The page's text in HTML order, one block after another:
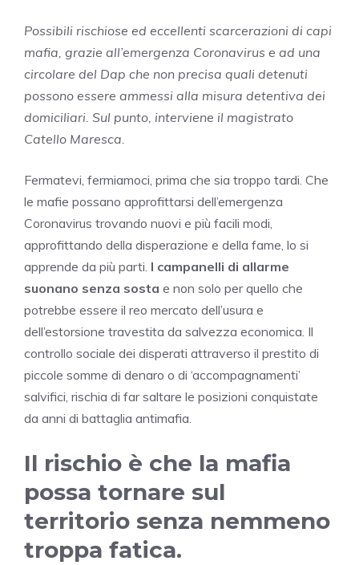
Possibili rischiose ed eccellenti scarcerazioni di capi
mafia, grazie all’emergenza Coronavirus e ad una
circolare del Dap che non precisa quali detenuti
possono essere ammessi alla misura detentiva dei
domiciliari. Sul punto, interviene il magistrato
Catello Maresca.
Fermatevi, fermiamoci, prima che sia troppo tardi. Che
le mafie possano approfittarsi dell’emergenza
Coronavirus trovando nuovi e più facili modi,
approfittando della disperazione e della fame, lo si
apprende da più parti. I campanelli di allarme
suonano senza sosta e non solo per quello che
potrebbe essere il reo mercato dell’usura e
dell’estorsione travestita da salvezza economica. Il
controllo sociale dei disperati attraverso il prestito di
piccole somme di denaro o di ‘accompagnamenti’
salvifici, rischia di far saltare le posizioni conquistate
da anni di battaglia antimafia.
Il rischio è che la mafia
possa tornare sul
territorio senza nemmeno
troppa fatica.